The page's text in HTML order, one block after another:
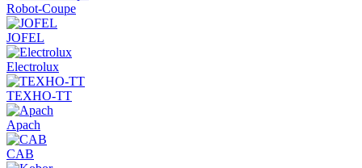
Robot-Coupe
JOFEL
Electrolux
ТЕХНО-ТТ
Apach
CAB